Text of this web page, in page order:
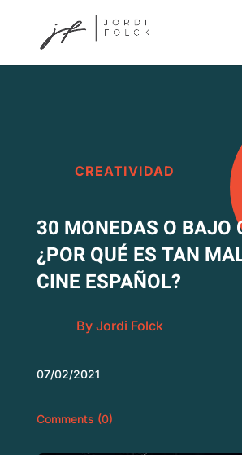
CREATIVIDAD
30 MONEDAS O BAJO
¿POR QUÉ ES TAN
CINE ESPAÑOL?
By Jordi Folck
07/02/2021
Comments (0)